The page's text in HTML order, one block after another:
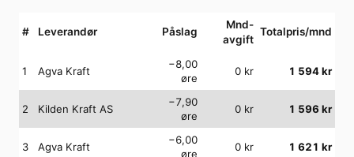
# Leverandør Påslag
Mnd-
avgift
Totalpris/mnd
1 Agva Kraft
−8,00
øre
0 kr 1 594kr
2 Kilden Kraft AS
−7,90
øre
0 kr 1 596 kr
3 Agva Kraft
−6,00
øre
0 kr 1 621 kr